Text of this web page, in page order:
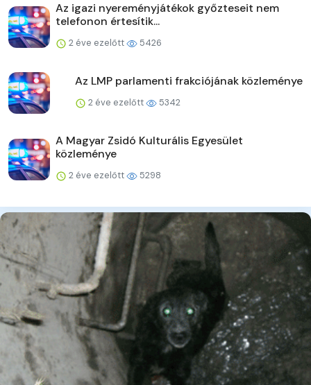
Az igazi nyereményjátékok győzteseit nem
telefonon értesítik...
2 éve ezelőtt 5426
Az LMP parlamenti frakciójának közleménye
2 éve ezelőtt 5342
A Magyar Zsidó Kulturális Egyesület
közleménye
2 éve ezelőtt 5298